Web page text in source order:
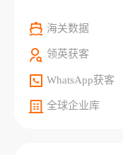
海关数据
领英获客
WhatsApp获客
全球企业库